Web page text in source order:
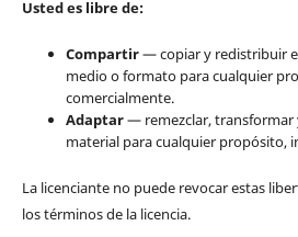
Usted es libre de:
Compartir— copiar y redistribuir
medio o formato para cualquier
comercialmente.
Adaptar— remezclar, transformar
material para cualquier propósito,
La licenciante no puede revocar estas
los términos de la licencia.